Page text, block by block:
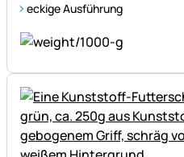
eckige Ausführung